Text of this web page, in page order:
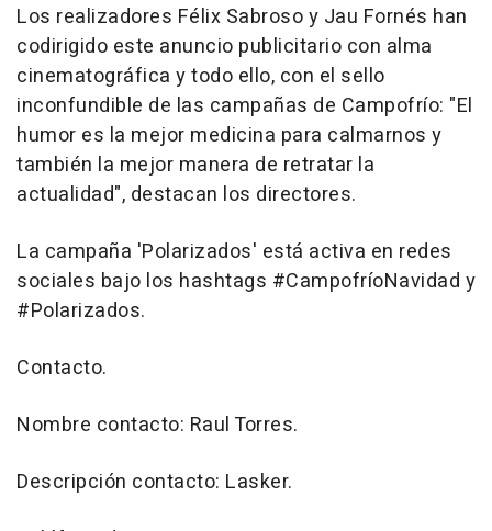
Los realizadores Félix Sabroso y Jau Fornés han
codirigido este anuncio publicitario con alma
cinematográfica y todo ello, con el sello
inconfundible de las campañas de Campofrío: "El
humor es la mejor medicina para calmarnos y
también la mejor manera de retratar la
actualidad", destacan los directores.
La campaña 'Polarizados' está activa en redes
sociales bajo los hashtags #CampofríoNavidad y
#Polarizados.
Contacto.
Nombre contacto: Raul Torres.
Descripción contacto: Lasker.